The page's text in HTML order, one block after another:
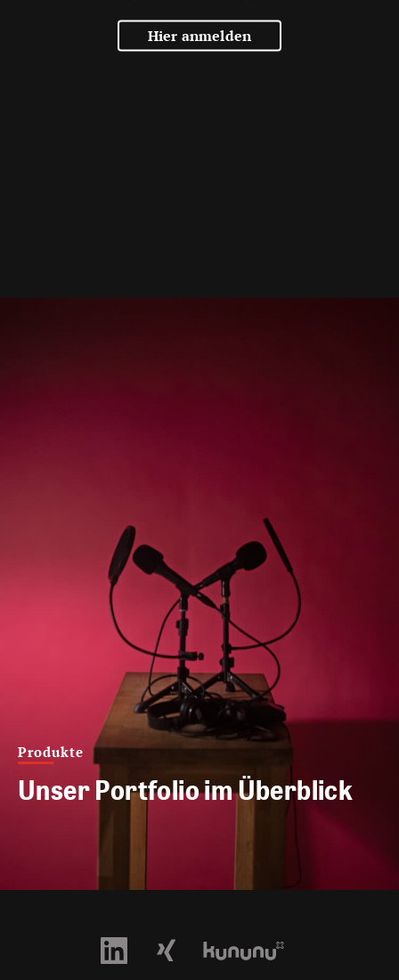
Hier anmelden
Produkte
Unser Portfolio im Überblick